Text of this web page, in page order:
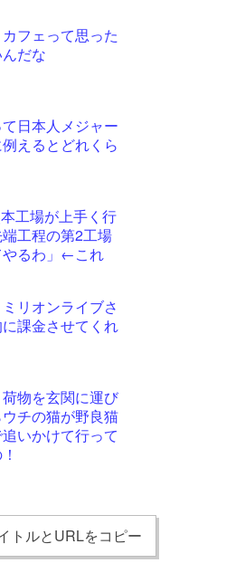
カフェって思った
だな
日本人メジャー
えるとどれくら
工場が上手く行
工程の第2工場
やるわ」←これ
ミリオンライブさ
課金させてくれ
荷物を玄関に運び
チの猫が野良猫
いかけて行って
トルとURLをコピー